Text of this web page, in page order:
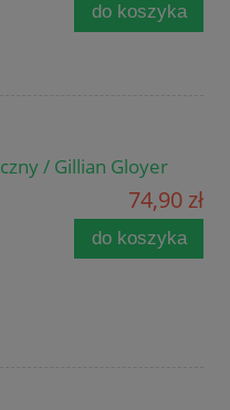
do koszyka
/ Gillian Gloyer
74,90 zł
do koszyka